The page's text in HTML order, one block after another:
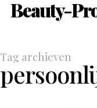
Beauty-
Tag archieven